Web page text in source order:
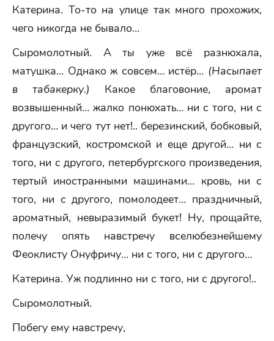
Катерина. То-то на улице так много прохожих,
чего никогда не бывало…
Сыромолотный. А ты уже всё разнюхала,
матушка… Однако ж совсем… истёр… (Насыпает
в табакерку.) Какое благовоние, аромат
возвышенный… жалко понюхать… ни с того, ни с
другого… и чего тут нет!.. березинский, бобковый,
французский, костромской и еще другой… ни с
того, ни с другого, петербургского произведения,
тертый иностранными машинами… кровь, ни с
того, ни с другого, помолодеет… праздничный,
ароматный, невыразимый букет! Ну, прощайте,
полечу опять навстречу вселюбезнейшему
Феоклисту Онуфричу… ни с того, ни с другого…
Катерина. Уж подлинно ни с того, ни с другого!..
Сыромолотный.
Побегу ему навстречу,